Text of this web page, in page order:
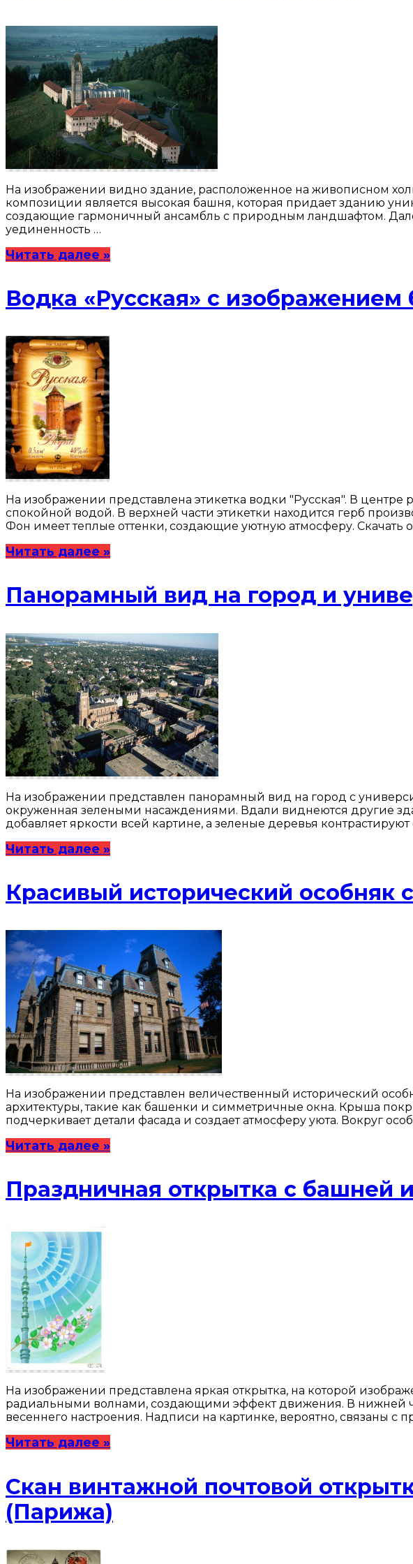
На изображении видно здание, расположенное на живописном
композиции является высокая башня, которая придает зданию
создающие гармоничный ансамбль с природным ландшафтом.
уединенность …
Читать далее »
Водка «Русская» с изображением
На изображении представлена этикетка водки "Русская". В
спокойной водой. В верхней части этикетки находится герб
Фон имеет теплые оттенки, создающие уютную атмосферу. Скачать
Читать далее »
Панорамный вид на город и
На изображении представлен панорамный вид на город с
окруженная зелеными насаждениями. Вдали виднеются другие
добавляет яркости всей картине, а зеленые деревья
Читать далее »
Красивый исторический особняк
На изображении представлен величественный исторический
архитектуры, такие как башенки и симметричные окна. Крыша
подчеркивает детали фасада и создает атмосферу уюта. Вокруг
Читать далее »
Праздничная открытка с башней
На изображении представлена яркая открытка, на которой
радиальными волнами, создающими эффект движения. В нижней
весеннего настроения. Надписи на картинке, вероятно, связаны
Читать далее »
Скан винтажной почтовой
(Парижа)